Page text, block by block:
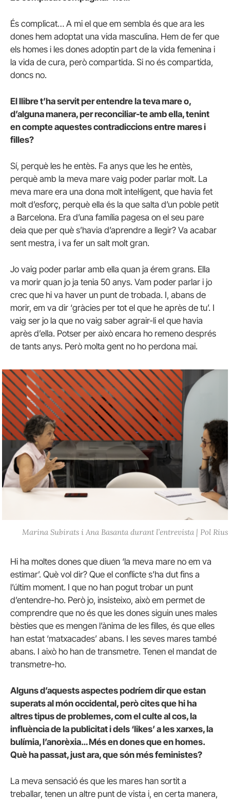
És complicat… A mi el que em sembla és que ara les
dones hem adoptat una vida masculina. Hem de fer que
els homes i les dones adoptin part de la vida femenina i
la vida de cura, però compartida. Si no és compartida,
doncs no.
El llibre t’ha servit per entendre la teva mare o,
d’alguna manera, per reconciliar-te amb ella, tenint
en compte aquestes contradiccions entre mares i
filles?
Sí, perquè les he entès. Fa anys que les he entès,
perquè amb la meva mare vaig poder parlar molt. La
meva mare era una dona molt intel·ligent, que havia fet
molt d’esforç, perquè ella és la que salta d’un poble petit
a Barcelona. Era d’una família pagesa on el seu pare
deia que per què s’havia d’aprendre a llegir? Va acabar
sent mestra, i va fer un salt molt gran.
Jo vaig poder parlar amb ella quan ja érem grans. Ella
va morir quan jo ja tenia 50 anys. Vam poder parlar i jo
crec que hi va haver un punt de trobada. I, abans de
morir, em va dir ‘gràcies per tot el que he après de tu’. I
vaig ser jo la que no vaig saber agrair-li el que havia
après d’ella. Potser per això encara ho remeno després
de tants anys. Però molta gent no ho perdona mai.
Marina Subirats i Ana Basanta durant l’entrevista | Pol Rius
Hi ha moltes dones que diuen ‘la meva mare no em va
estimar’. Què vol dir? Que el conflicte s’ha dut fins a
l’últim moment. I que no han pogut trobar un punt
d’entendre-ho. Però jo, insisteixo, això em permet de
comprendre que no és que les dones siguin unes males
bèsties que es mengen l’ànima de les filles, és que elles
han estat ‘matxacades’ abans. I les seves mares també
abans. I això ho han de transmetre. Tenen el mandat de
transmetre-ho.
Alguns d’aquests aspectes podríem dir que estan
superats al món occidental, però cites que hi ha
altres tipus de problemes, com el culte al cos, la
influència de la publicitat i dels ‘likes’ a les xarxes, la
bulímia, l’anorèxia… Més en dones que en homes.
Què ha passat, just ara, que són més feministes?
La meva sensació és que les mares han sortit a
treballar, tenen un altre punt de vista i, en certa manera,